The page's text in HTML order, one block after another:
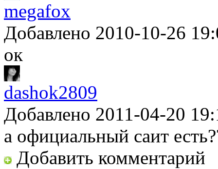
megafox
Добавлено 2010-10-26
ок
dashok2809
Добавлено 2011-04-20
а официальный саит
Добавить комментарий